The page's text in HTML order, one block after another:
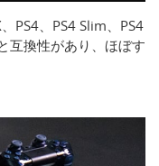
PS4、PS4 Slim、PS4
互換性があり、ほぼす